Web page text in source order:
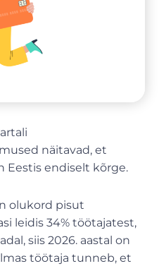
näitavad, et
Eestis endiselt kõrge.
olukord pisut
leidis 34% töötajatest,
siis 2026. aastal on
töötaja tunneb, et